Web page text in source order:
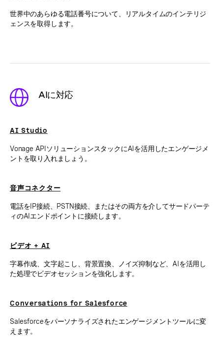
世界中のあらゆる電話番号について、リアルタイムのインテリジ
ェンスを取得します。
AIに対応
AI Studio
Vonage APIソリューションスタックにAIを活用したエンゲージメ
ントを取り入れましょう。
音声コネクター
電話をIP接続、PSTN接続、またはその両方を介してサードパーテ
ィのAIエンドポイントに接続します。
ビデオ + AI
字幕作成、文字起こし、背景置換、ノイズ抑制など、AIを活用し
た処理でビデオセッションを強化します。
Conversations for Salesforce
Salesforceをパーソナライズされたエンゲージメントツールに変
えます。